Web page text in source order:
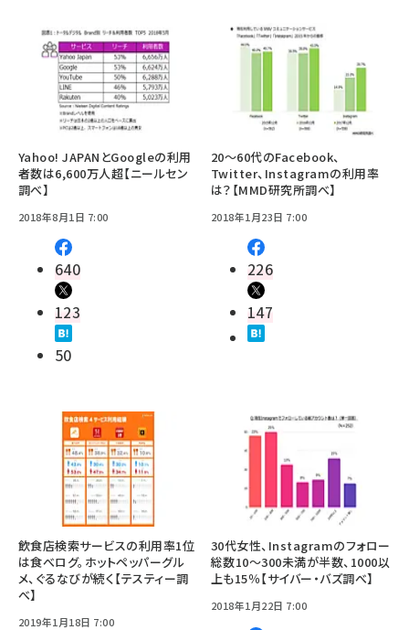
Yahoo! JAPANとGoogleの利用
者数は6,600万人超【ニールセン
調べ】
2018年8月1日 7:00
640
123
50
20～60代のFacebook、
Twitter、Instagramの利用率
は？【MMD研究所調べ】
2018年1月23日 7:00
226
147
飲食店検索サービスの利用率1位
は食べログ。ホットペッパーグル
メ、ぐるなびが続く【テスティー調
べ】
2019年1月18日 7:00
30代女性、Instagramのフォロー
総数10～300未満が半数、1000以
上も15％【サイバー・バズ調べ】
2018年1月22日 7:00